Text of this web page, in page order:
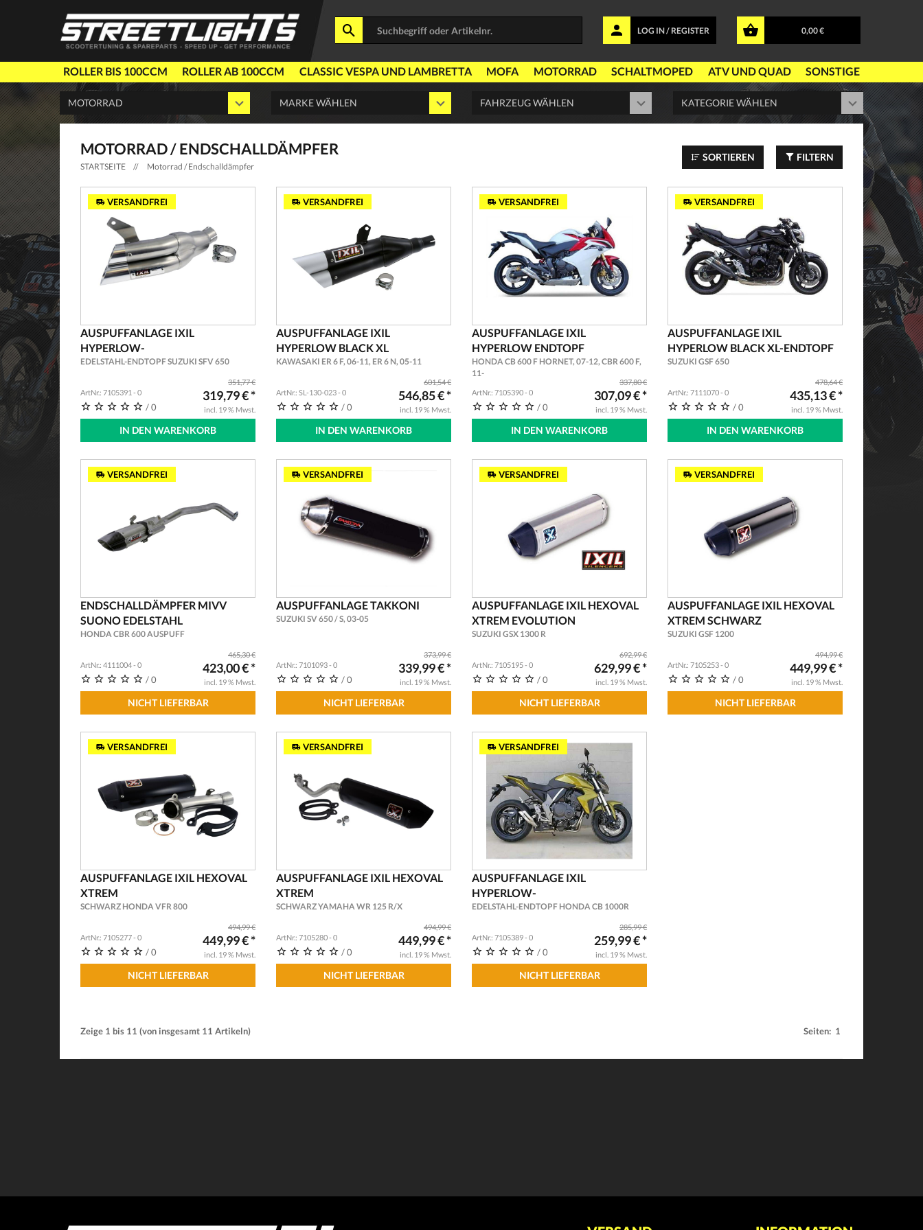
LOG IN / REGISTER 0,00 €
ROLLER BIS 100CCM ROLLER AB 100CCM CLASSIC VESPA UND LAMBRETTA MOFA MOTORRAD SCHALTMOPED ATV UND QUAD SONSTIGE
MOTORRAD / ENDSCHALLDÄMPFER
STARTSEITE // Motorrad / Endschalldämpfer
SORTIEREN FILTERN
VERSANDFREI
AUSPUFFANLAGE IXIL
HYPERLOW-
EDELSTAHL-ENDTOPF SUZUKI SFV 650
ArtNr.: 7105391 - 0
/ 0
351,77 €
319,79 € *
incl. 19 % Mwst.
IN DEN WARENKORB
VERSANDFREI
AUSPUFFANLAGE IXIL
HYPERLOW BLACK XL
KAWASAKI ER 6 F, 06-11, ER 6 N, 05-11
ArtNr.: SL-130-023 - 0
/ 0
601,54 €
546,85 € *
incl. 19 % Mwst.
IN DEN WARENKORB
VERSANDFREI
AUSPUFFANLAGE IXIL
HYPERLOW ENDTOPF
HONDA CB 600 F HORNET, 07-12, CBR 600 F,
11-
ArtNr.: 7105390 - 0
/ 0
337,80 €
307,09 € *
incl. 19 % Mwst.
IN DEN WARENKORB
VERSANDFREI
AUSPUFFANLAGE IXIL
HYPERLOW BLACK XL-ENDTOPF
SUZUKI GSF 650
ArtNr.: 7111070 - 0
/ 0
478,64 €
435,13 € *
incl. 19 % Mwst.
IN DEN WARENKORB
VERSANDFREI
ENDSCHALLDÄMPFER MIVV
SUONO EDELSTAHL
HONDA CBR 600 AUSPUFF
ArtNr.: 4111004 - 0
/ 0
465,30 €
423,00 € *
incl. 19 % Mwst.
NICHT LIEFERBAR
VERSANDFREI
AUSPUFFANLAGE TAKKONI
SUZUKI SV 650 / S, 03-05
ArtNr.: 7101093 - 0
/ 0
373,99 €
339,99 € *
incl. 19 % Mwst.
NICHT LIEFERBAR
VERSANDFREI
AUSPUFFANLAGE IXIL HEXOVAL
XTREM EVOLUTION
SUZUKI GSX 1300 R
ArtNr.: 7105195 - 0
/ 0
692,99 €
629,99 € *
incl. 19 % Mwst.
NICHT LIEFERBAR
VERSANDFREI
AUSPUFFANLAGE IXIL HEXOVAL
XTREM SCHWARZ
SUZUKI GSF 1200
ArtNr.: 7105253 - 0
/ 0
494,99 €
449,99 € *
incl. 19 % Mwst.
NICHT LIEFERBAR
VERSANDFREI
AUSPUFFANLAGE IXIL HEXOVAL
XTREM
SCHWARZ HONDA VFR 800
ArtNr.: 7105277 - 0
/ 0
494,99 €
449,99 € *
incl. 19 % Mwst.
NICHT LIEFERBAR
VERSANDFREI
AUSPUFFANLAGE IXIL HEXOVAL
XTREM
SCHWARZ YAMAHA WR 125 R/X
ArtNr.: 7105280 - 0
/ 0
494,99 €
449,99 € *
incl. 19 % Mwst.
NICHT LIEFERBAR
VERSANDFREI
AUSPUFFANLAGE IXIL
HYPERLOW-
EDELSTAHL-ENDTOPF HONDA CB 1000R
ArtNr.: 7105389 - 0
/ 0
285,99 €
259,99 € *
incl. 19 % Mwst.
NICHT LIEFERBAR
Zeige 1 bis 11 (von insgesamt 11 Artikeln) Seiten: 1